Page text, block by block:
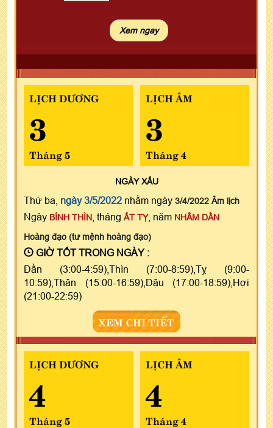
LỊCH DƯƠNG
3
Tháng 5
LỊCH ÂM
3
Tháng 4
NGÀYXẤU
Thứ ba, ngày 3/5/2022 nhằm ngày 3/4/2022 Âm lịch
Ngày BÍNH THÌN , tháng ẤT TỴ, năm NHÂM DẦN
Hoàng đạo (tư mệnh hoàng đạo)
GIỜ TỐT TRONG NGÀY :
Dần (3:00-4:59),Thìn (7:00-8:59),Tỵ (9:00-
10:59),Thân (15:00-16:59),Dậu (17:00-18:59),Hợi
(21:00-22:59)
XEM CHI TIẾT
LỊCH DƯƠNG
4
Tháng 5
LỊCH ÂM
4
Tháng 4